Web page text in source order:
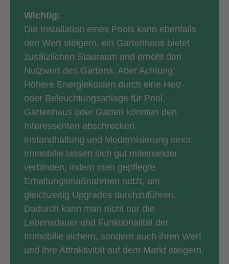
Wichtig:
Die Installation eines Pools kann ebenfalls
den Wert steigern, ein Gartenhaus bietet
zusätzlichen Stauraum und erhöht den
Nutzwert des Gartens. Aber Achtung:
Höhere Energiekosten durch eine Heiz-
oder Beleuchtungsanlage für Pool,
Gartenhaus oder Garten könnten den
Interessenten abschrecken.
Instandhaltung und Modernisierung einer
Immobilie lassen sich gut miteinander
verbinden, indem man gepflegte
Erhaltungsmaßnahmen nutzt, um
gleichzeitig Upgrades durchzuführen.
Dadurch kann man nicht nur die
Lebensdauer und Funktionalität der
Immobilie sichern, sondern auch ihren Wert
und ihre Attraktivität auf dem Markt steigern.